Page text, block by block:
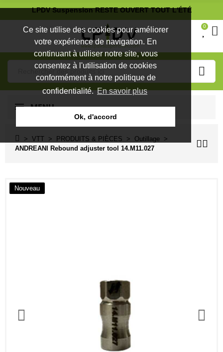
Ce site utilise des cookies pour améliorer
votre expérience de navigation. En
continuant à utiliser notre site, vous
consentez à l'utilisation de cookies
conformément à notre politique de
confidentialité.En savoir plus
Ok, d'accord
LPDV Suspension RESTE OUVERT TOUT L'ÉTÉ
0
MENU
VTT PRODUITS & PIÈCES
Outillage
ANDREANI Rebound adjuster tool 14.M11.027
Nouveau